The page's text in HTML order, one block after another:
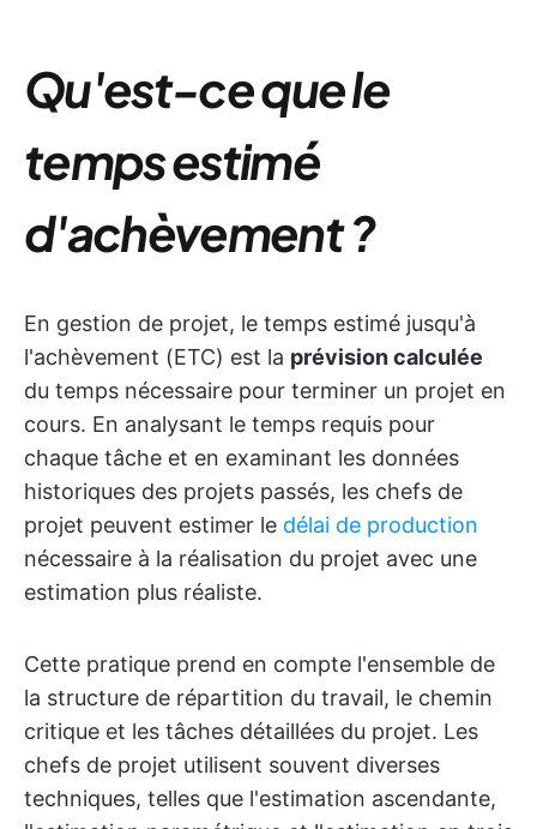
Qu'est-ce que le
temps estimé
d'achèvement ?
En gestion de projet, le temps estimé jusqu'à
l'achèvement (ETC) est la prévision calculée
du temps nécessaire pour terminer un projet en
cours. En analysant le temps requis pour
chaque tâche et en examinant les données
historiques des projets passés, les chefs de
projet peuvent estimer le délai de production
nécessaire à la réalisation du projet avec une
estimation plus réaliste.
Cette pratique prend en compte l'ensemble de
la structure de répartition du travail, le chemin
critique et les tâches détaillées du projet. Les
chefs de projet utilisent souvent diverses
techniques, telles que l'estimation ascendante,